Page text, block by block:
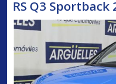
RS Q3